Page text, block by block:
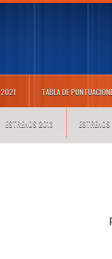
2021 TABLA DE
ESTRENOS 2013